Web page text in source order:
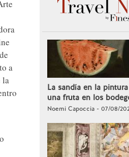
a
la
La sandía en la
una fruta en los
Noemi Capoccia - 07/08/